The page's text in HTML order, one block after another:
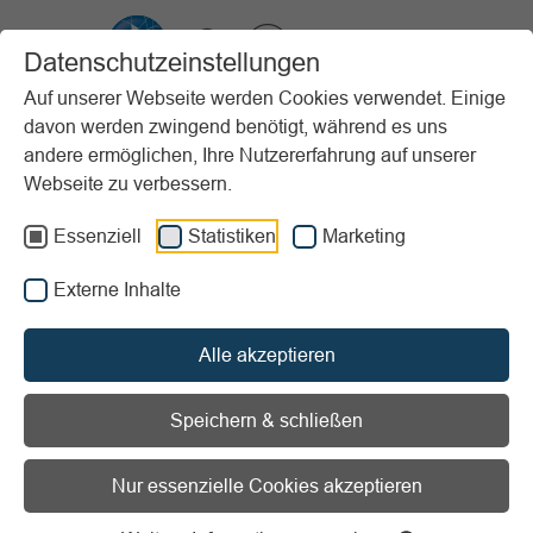
Datenschutzeinstellungen
Auf unserer Webseite werden Cookies verwendet. Einige
davon werden zwingend benötigt, während es uns
andere ermöglichen, Ihre Nutzererfahrung auf unserer
Webseite zu verbessern.
Essenziell Statistiken Marketing
Externe Inhalte
Alle akzeptieren
Speichern & schließen
Nur essenzielle Cookies akzeptieren
Startseite Vereinsmanagement Marketing
Öffentlichkeitsarbeit
Konzeption
Schritt 2 - Erstellung der Strategie
Vorlesen
Informationen zum Readspeaker öffnen
Schritt 2 - Erstellung der
Analyse der Ausgangssituation
Zustandes) steht bei der Erstellung des Konzepts
Öffentlichkeitsarbeit für den Sportverein die Phase der
Entscheidungen an.